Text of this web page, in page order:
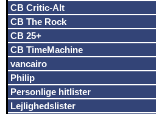
CB Critic-Alt
CB The Rock
CB 25+
CB TimeMachine
vancairo
Philip
Personlige hitlister
Lejlighedslister